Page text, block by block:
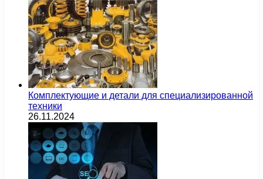
Комплектующие и детали для специализированной
техники
26.11.2024